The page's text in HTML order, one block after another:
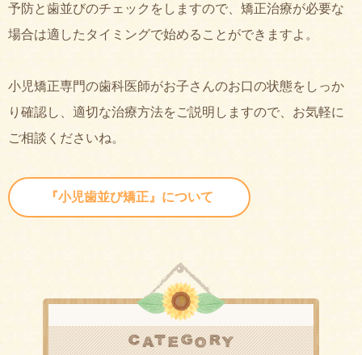
予防と歯並びのチェックをしますので、矯正治療が必要な
場合は適したタイミングで始めることができますよ。
小児矯正専門の歯科医師がお子さんのお口の状態をしっか
り確認し、適切な治療方法をご説明しますので、お気軽に
ご相談くださいね。
『小児歯並び矯正』について